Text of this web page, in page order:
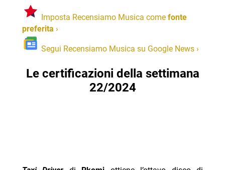
Imposta Recensiamo Musica come fonte
preferita ›
Segui Recensiamo Musica su Google News ›
Le certificazioni della settimana
22/2024